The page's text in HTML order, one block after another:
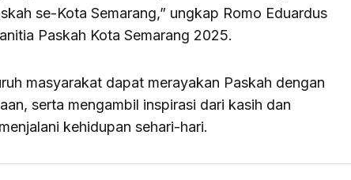
se-Kota Semarang,” ungkap Romo Eduardus
Paskah Kota Semarang 2025.
masyarakat dapat merayakan Paskah dengan
serta mengambil inspirasi dari kasih dan
kehidupan sehari-hari.